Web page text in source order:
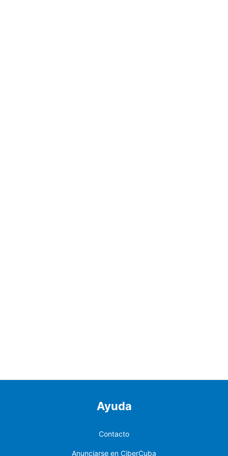
Ayuda
Contacto
Anunciarse en CiberCuba